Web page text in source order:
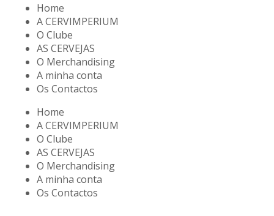
Home
A CERVIMPERIUM
O Clube
AS CERVEJAS
O Merchandising
A minha conta
Os Contactos
Home
A CERVIMPERIUM
O Clube
AS CERVEJAS
O Merchandising
A minha conta
Os Contactos